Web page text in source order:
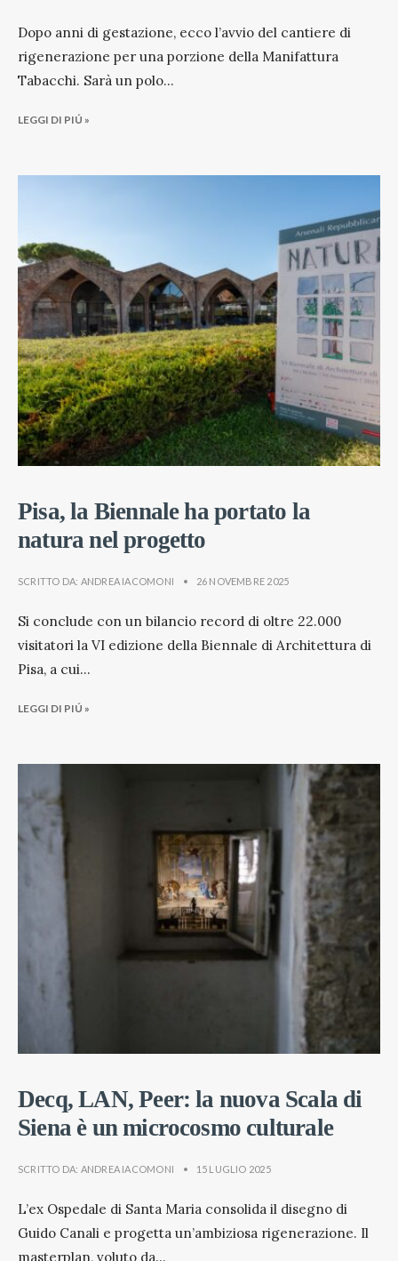
Dopo anni di gestazione, ecco l’avvio del cantiere di
rigenerazione per una porzione della Manifattura
Tabacchi. Sarà un polo...
LEGGI DI PIÚ »
Pisa, la Biennale ha portato la
natura nel progetto
SCRITTO DA: ANDREA IACOMONI • 26 NOVEMBRE 2025
Si conclude con un bilancio record di oltre 22.000
visitatori la VI edizione della Biennale di Architettura di
Pisa, a cui...
LEGGI DI PIÚ »
Decq, LAN, Peer: la nuova Scala di
Siena è un microcosmo culturale
SCRITTO DA: ANDREA IACOMONI • 15 LUGLIO 2025
L’ex Ospedale di Santa Maria consolida il disegno di
Guido Canali e progetta un’ambiziosa rigenerazione. Il
masterplan, voluto da...